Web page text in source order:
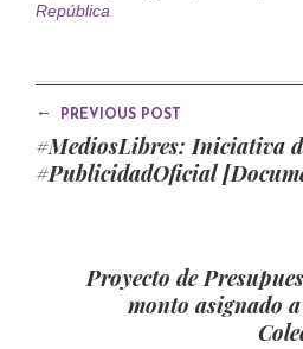
República
← PREVIOUS POST
#MediosLibres: Iniciativa
#PublicidadOficial
Proyecto de
monto asignado